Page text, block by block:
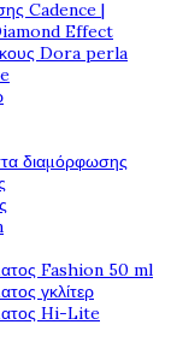
Cadence |
Effect
Dora perla
διαμόρφωσης
Fashion 50 ml
γκλίτερ
Hi-Lite